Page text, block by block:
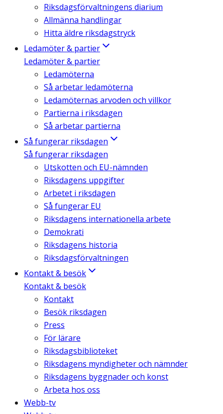
Riksdagsförvaltningens diarium
Allmänna handlingar
Hitta äldre riksdagstryck
Ledamöter & partier
Ledamöter & partier
Ledamöterna
Så arbetar ledamöterna
Ledamöternas arvoden och villkor
Partierna i riksdagen
Så arbetar partierna
Så fungerar riksdagen
Så fungerar riksdagen
Utskotten och EU-nämnden
Riksdagens uppgifter
Arbetet i riksdagen
Så fungerar EU
Riksdagens internationella arbete
Demokrati
Riksdagens historia
Riksdagsförvaltningen
Kontakt & besök
Kontakt & besök
Kontakt
Besök riksdagen
Press
För lärare
Riksdagsbiblioteket
Riksdagens myndigheter och nämnder
Riksdagens byggnader och konst
Arbeta hos oss
Webb-tv